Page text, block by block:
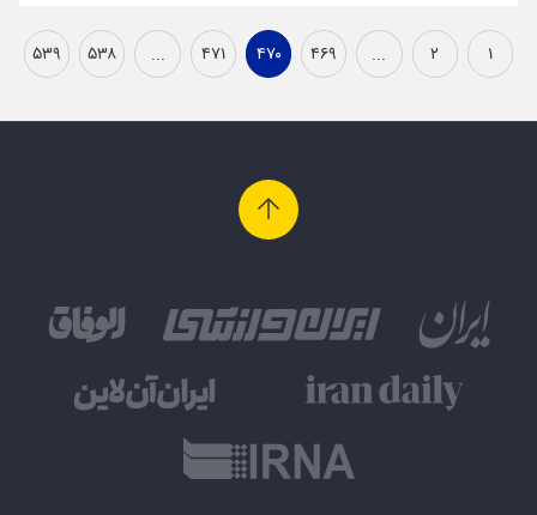
۱ ۲ ... ۴۶۹ ۴۷۰ ۴۷۱ ... ۵۳۸ ۵۳۹